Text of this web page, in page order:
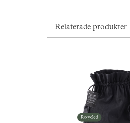
Relaterade produkter